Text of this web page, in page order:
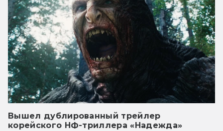
Вышел дублированный трейлер
корейского НФ-триллера «Надежда»